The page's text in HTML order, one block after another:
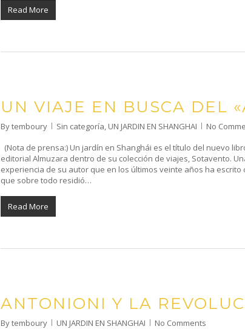
Read More
UN VIAJE EN BUSCA DEL
Bytemboury Sin categoría, UN JARDIN EN SHANGHAI
No
(Nota de prensa:) Un jardín en Shanghái es el título del nuevo
editorial Almuzara dentro de su colección de viajes, Sotavento.
experiencia de su autor que en los últimos veinte años ha
que sobre todo residió…
Read More
ANTONIONI Y LA
Bytemboury UN JARDIN EN SHANGHAI
No Comments